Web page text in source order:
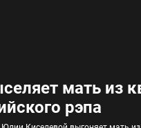
мать из
рэпа